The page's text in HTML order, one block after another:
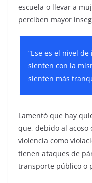
escuela o llevar a
perciben mayor
“Ese es el nivel
sienten con la
sienten más
Lamentó que hay
que, debido al acoso
violencia como
tienen ataques de
transporte público o